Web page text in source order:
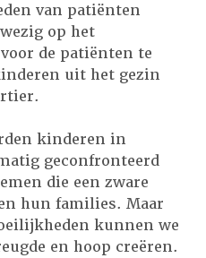
van patiënten
op het
de patiënten te
uit het gezin
kinderen in
geconfronteerd
die een zware
hun families. Maar
kunnen we
en hoop creëren.